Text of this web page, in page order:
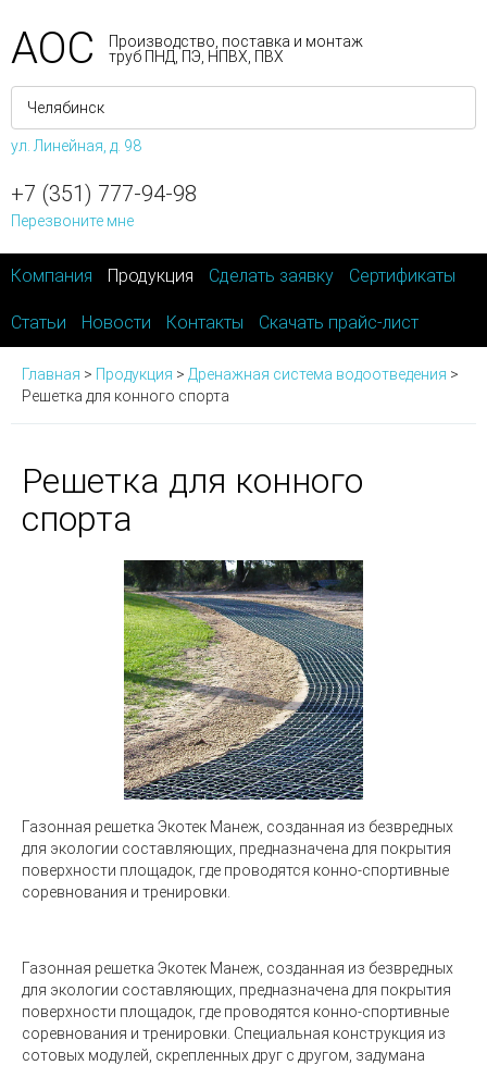
АОС
Производство, поставка и монтаж
труб ПНД, ПЭ, НПВХ, ПВХ
ул. Линейная, д. 98
+7 (351) 777-94-98
Перезвоните мне
Компания Продукция Сделать заявку Сертификаты
Статьи Новости Контакты Скачать прайс-лист
Главная > Продукция > Дренажная система водоотведения >
Решетка для конного спорта
Решетка для конного
спорта
Газонная решетка Экотек Манеж, созданная из безвредных
для экологии составляющих, предназначена для покрытия
поверхности площадок, где проводятся конно-спортивные
соревнования и тренировки.
Газонная решетка Экотек Манеж, созданная из безвредных
для экологии составляющих, предназначена для покрытия
поверхности площадок, где проводятся конно-спортивные
соревнования и тренировки. Специальная конструкция из
сотовых модулей, скрепленных друг с другом, задумана